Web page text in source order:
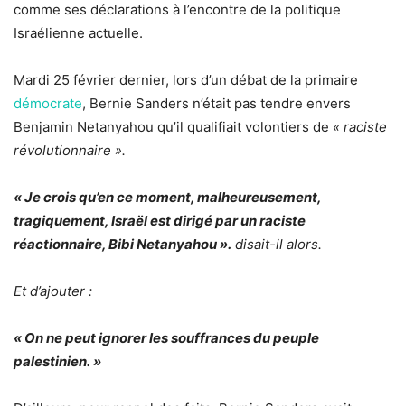
comme ses déclarations à l’encontre de la politique
Israélienne actuelle.
Mardi 25 février dernier, lors d’un débat de la primaire
démocrate, Bernie Sanders n’était pas tendre envers
Benjamin Netanyahou qu’il qualifiait volontiers de « raciste
révolutionnaire ».
« Je crois qu’en ce moment, malheureusement,
tragiquement, Israël est dirigé par un raciste
réactionnaire, Bibi Netanyahou ». disait-il alors.
Et d’ajouter :
« On ne peut ignorer les souffrances du peuple
palestinien. »